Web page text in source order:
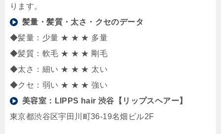
ります。
髪量・髪質・太さ・クセのデータ
◆髪量：少量 ★ ★ ★ 多量
◆髪質：軟毛 ★ ★ ★ 剛毛
◆太さ：細い ★ ★ ★ 太い
◆クセ：弱い ★ ★ ★ 強い
美容室： LIPPS hair 渋谷【リップスヘアー】
東京都渋谷区宇田川町36-19名畑ビル2F